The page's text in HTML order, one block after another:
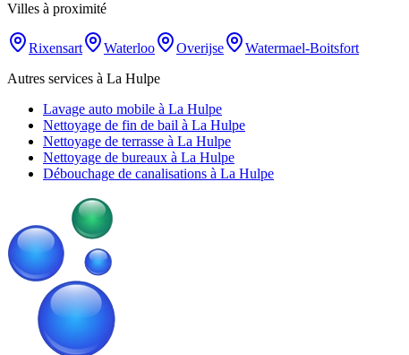
Villes à proximité
Rixensart Waterloo Overijse
Watermael-Boitsfort
Autres services à La Hulpe
Lavage auto mobile à La Hulpe
Nettoyage de fin de bail à La Hulpe
Nettoyage de terrasse à La Hulpe
Nettoyage de bureaux à La Hulpe
Débouchage de canalisations à La Hulpe